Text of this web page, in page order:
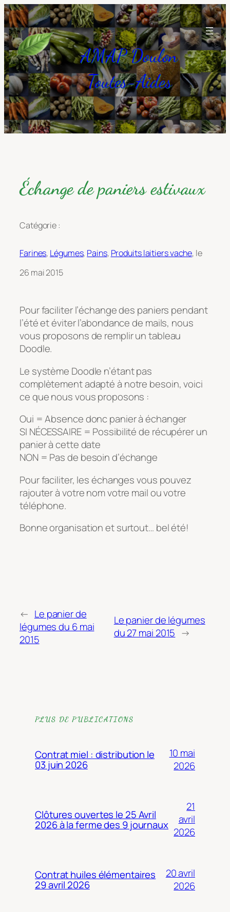
Aller
au
contenu
AMAP Doulon
Toutes-Aides
Échange de paniers estivaux
Catégorie :
Farines, Légumes, Pains, Produits laitiers vache, le
26 mai 2015
Pour faciliter l’échange des paniers pendant
l’été et éviter l’abondance de mails, nous
vous proposons de remplir un tableau
Doodle.
Le système Doodle n’étant pas
complètement adapté à notre besoin, voici
ce que nous vous proposons :
Oui = Absence donc panier à échanger
SI NÉCESSAIRE = Possibilité de récupérer un
panier à cette date
NON = Pas de besoin d’échange
Pour faciliter, les échanges vous pouvez
rajouter à votre nom votre mail ou votre
téléphone.
Bonne organisation et surtout… bel été!
← Le panier de
légumes du 6 mai
2015
Le panier de légumes
du 27 mai 2015 →
PLUS DE PUBLICATIONS
Contrat miel : distribution le
03 juin 2026
10 mai
2026
Clôtures ouvertes le 25 Avril
2026 à la ferme des 9 journaux
21
avril
2026
Contrat huiles élémentaires
29 avril 2026
20 avril
2026